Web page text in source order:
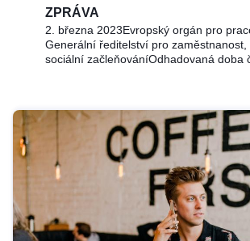
ZPRÁVA
2. března 2023Evropský orgán pro
Generální ředitelství pro zaměstnanost,
sociální začleňováníOdhadovaná doba